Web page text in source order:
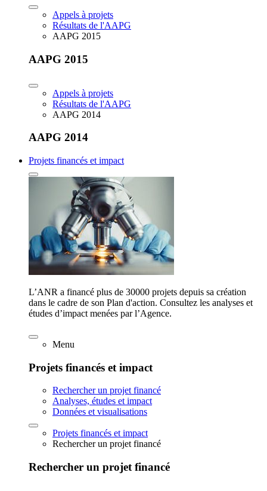
Appels à projets
Résultats de l'AAPG
AAPG 2015
AAPG 2015
Appels à projets
Résultats de l'AAPG
AAPG 2014
AAPG 2014
Projets financés et impact
L’ANR a financé plus de 30000 projets depuis sa création
dans le cadre de son Plan d'action. Consultez les analyses et
études d’impact menées par l’Agence.
Menu
Projets financés et impact
Rechercher un projet financé
Analyses, études et impact
Données et visualisations
Projets financés et impact
Rechercher un projet financé
Rechercher un projet financé